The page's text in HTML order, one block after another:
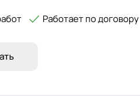
Работает по договору